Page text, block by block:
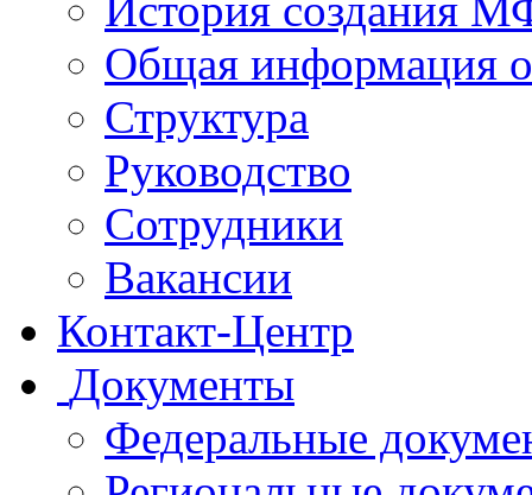
История создания
Общая
Структура
Руководство
Сотрудники
Вакансии
Контакт-Центр
Документы
Федеральные